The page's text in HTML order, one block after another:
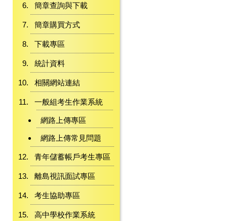
簡章查詢與下載
簡章購買方式
下載專區
統計資料
相關網站連結
一般組考生作業系統
網路上傳專區
網路上傳常見問題
青年儲蓄帳戶考生專區
離島視訊面試專區
考生協助專區
高中學校作業系統